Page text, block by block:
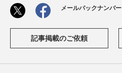
メールバックナンバー
記事掲載のご依頼